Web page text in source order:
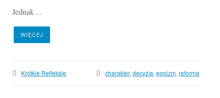
Jednak ...
WIĘCEJ
Krótkie Refleksje charakter,decyzja,egoizm,reforma